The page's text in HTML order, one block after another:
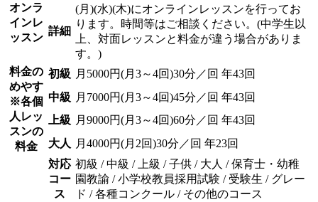
オンラ
インレ
ッスン
詳細
(月)(水)(木)にオンラインレッスンを行ってお
ります。時間等はご相談ください。(中学生以
上、対面レッスンと料金が違う場合がありま
す。)
料金の
めやす
※各個
人レッ
スンの
料金
初級 月5000円(月3～4回)30分／回 年43回
中級 月7000円(月3～4回)45分／回 年43回
上級 月9000円(月3～4回)60分／回 年43回
大人
月4000円(月2回)30分／回 年23回
対応
コー
ス
初級 / 中級 / 上級 / 子供 / 大人 / 保育士・幼稚
園教諭 / 小学校教員採用試験 / 受験生 / グレー
ド / 各種コンクール / その他のコース